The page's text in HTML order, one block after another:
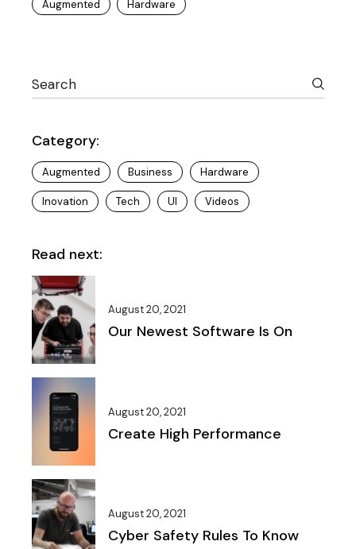
Augmented Hardware
Category:
Augmented Business Hardware
Inovation Tech UI Videos
Read next:
August 20, 2021
Our Newest Software Is On
August 20, 2021
Create High Performance
August 20, 2021
Cyber Safety Rules To Know